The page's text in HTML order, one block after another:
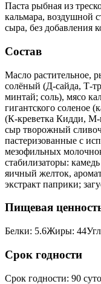
Паста рыбная из
кальмара, воздушной
сыра, без добавления
Состав
Масло растительное,
солёный (Д-сайда, Т-
минтай; соль), мясо
гигантского соленое
(К-креветка Кидди, М-
сыр творожный
пастеризованные с
мезофильных
стабилизаторы:
яичный желток,
экстракт паприки;
Пищевая
Белки: 5.6Жиры: 44
Срок годности
Срок годности: 90